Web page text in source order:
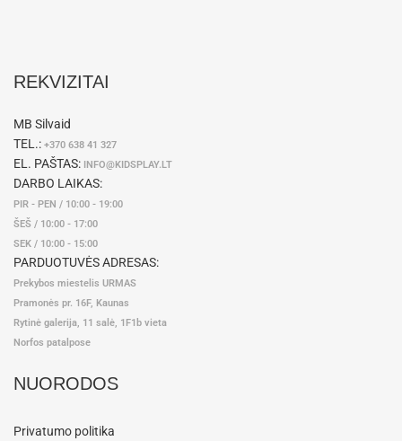
REKVIZITAI
MB Silvaid
TEL.: +370 638 41 327
EL. PAŠTAS: INFO@KIDSPLAY.LT
DARBO LAIKAS:
PIR - PEN / 10:00 - 19:00
ŠEŠ / 10:00 - 17:00
SEK / 10:00 - 15:00
PARDUOTUVĖS ADRESAS:
Prekybos miestelis URMAS
Pramonės pr. 16F, Kaunas
Rytinė galerija, 11 salė, 1F1b vieta
Norfos patalpose
NUORODOS
Privatumo politika